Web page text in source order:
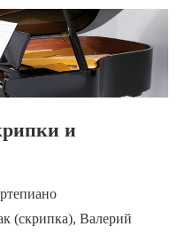
и
(скрипка), Валерий